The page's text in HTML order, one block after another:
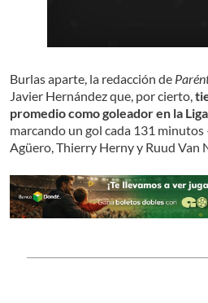
Burlas aparte, la redacción de
Javier Hernández que, por cierto,
promedio como goleador en la
marcando un gol cada 131
Agüero, Thierry Herny y Ruud Van